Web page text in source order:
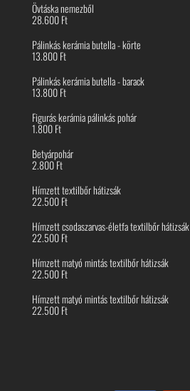
Övtáska nemezből
28.600Ft
Pálinkás kerámia butella - körte
13.800Ft
Pálinkás kerámia butella - barack
13.800Ft
Figurás kerámia pálinkás pohár
1.800Ft
Betyárpohár
2.800Ft
Hímzett textilbőr hátizsák
22.500Ft
Hímzett csodaszarvas-életfa textilbőr hátizsák
22.500Ft
Hímzett matyó mintás textilbőr hátizsák
22.500Ft
Hímzett matyó mintás textilbőr hátizsák
22.500Ft